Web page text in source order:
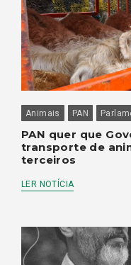
Animais PAN
PAN quer que
transporte de
terceiros
LER NOTÍCIA